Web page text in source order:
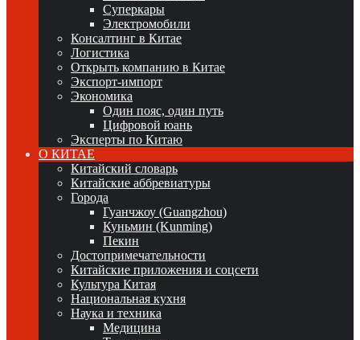
Суперкары
Электромобили
Консалтинг в Китае
Логистика
Открыть компанию в Китае
Экспорт-импорт
Экономика
Один пояс, один путь
Цифровой юань
Эксперты по Китаю
О КИТАЕ
Китайский словарь
Китайские аббревиатуры
Города
Гуанчжоу (Guangzhou)
Куньмин (Kunming)
Пекин
Достопримечательности
Китайские приложения и соцсети
Культура Китая
Национальная кухня
Наука и техника
Медицина